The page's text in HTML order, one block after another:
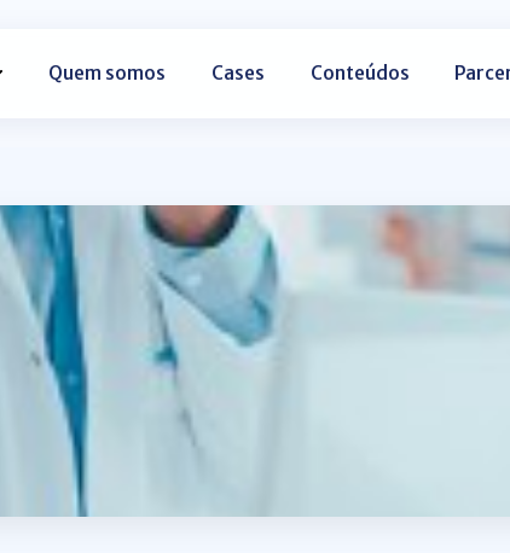
Quem somos Cases Conteúdos